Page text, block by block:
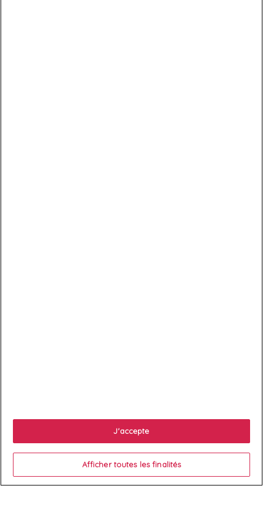
Votre compte 
J'accepte
Afficher toutes les finalités